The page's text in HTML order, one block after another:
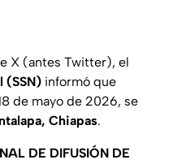
X (antes Twitter), el
(SSN) informó que
de mayo de 2026, se
Chiapas.
DE DIFUSIÓN DE